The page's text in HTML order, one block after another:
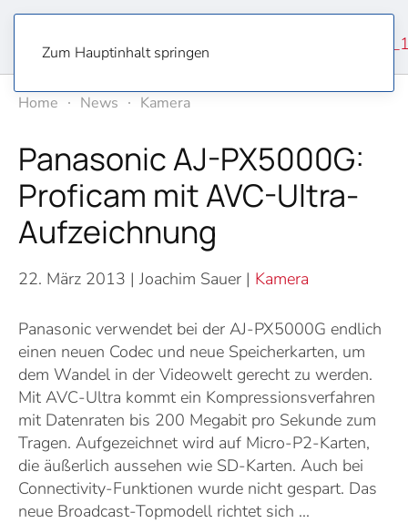
Zum Hauptinhalt springen
Home News Kamera
Panasonic AJ-PX5000G:
Proficam mit AVC-Ultra-
Aufzeichnung
22. März 2013 | Joachim Sauer | Kamera
Panasonic verwendet bei der AJ-PX5000G endlich
einen neuen Codec und neue Speicherkarten, um
dem Wandel in der Video­welt gerecht zu werden.
Mit AVC-Ultra kommt ein Kompressions­verfahren
mit Daten­raten bis 200 Megabit pro Sekunde zum
Tragen. Aufge­zeichnet wird auf Micro-P2-Karten,
die äußerlich aussehen wie SD-Karten. Auch bei
Connectivity-­Funktionen wurde nicht gespart. Das
neue Broadcast-Topmodell richtet sich ...